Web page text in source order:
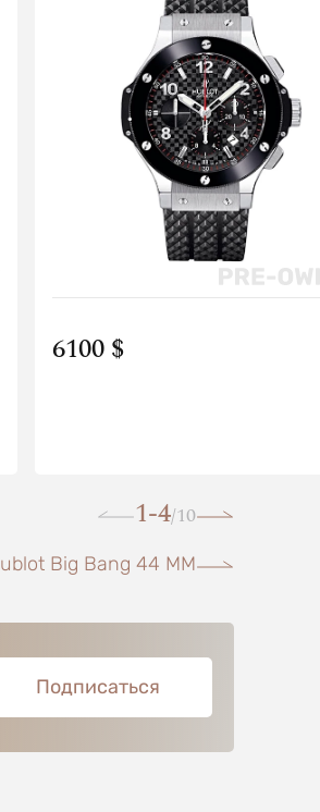
6100 $
1-4/10
Big Bang 44 MM
Подписаться